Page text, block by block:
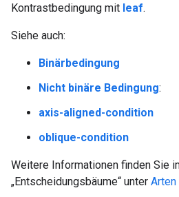
Kontrastbedingung mit leaf.
Siehe auch:
Binärbedingung
Nicht binäre Bedingung:
axis-aligned-condition
oblique-condition
Weitere Informationen finden Sie
„Entscheidungsbäume“ unter Arten